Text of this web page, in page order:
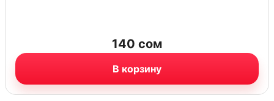
140 сом
В корзину